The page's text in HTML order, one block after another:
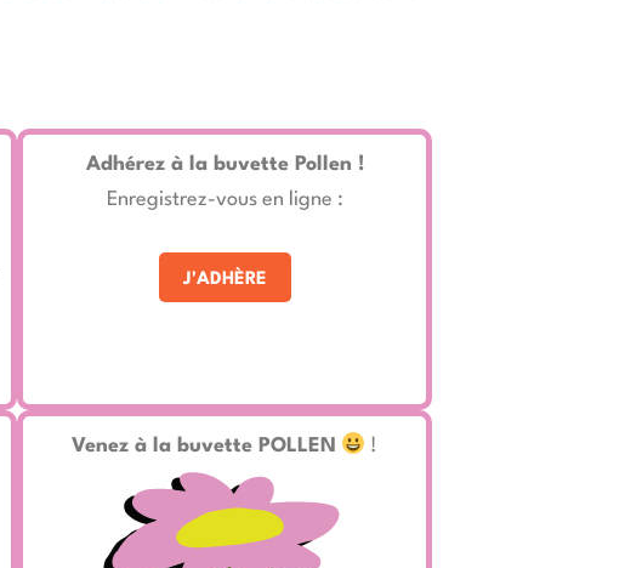
Adhérez à la buvette Pollen !
Enregistrez-vous en ligne :
J'ADHÈRE
Venez à la buvette POLLEN !